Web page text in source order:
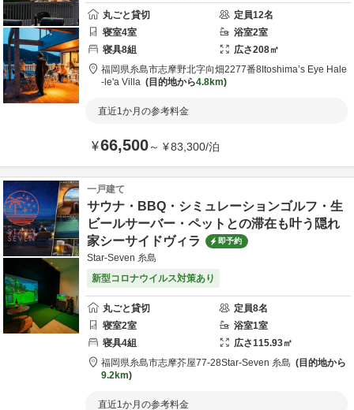
丸ごと貸切
定員12名
寝室4室 浴室2室
寝具8組 広さ208㎡
福岡県糸島市志摩野北字向畑2277番8 Itoshima’s Eye Hale
-le'a Villa
目的地から4.8km
直近1か月の参考料金
¥66,500～ ¥83,300/泊
一戸建て
サウナ・BBQ・シミュレーションゴルフ・生
ビールサーバー・ペットとの滞在も叶う隠れ
家シーサイドヴィラ
即予約
Star-Seven 糸島
新型コロナウイルス対策あり
丸ごと貸切 定員8名
寝室2室 浴室1室
寝具4組 広さ115.93㎡
福岡県糸島市志摩芥屋77-28Star-Seven 糸島
目的地から
9.2km
直近1か月の参考料金